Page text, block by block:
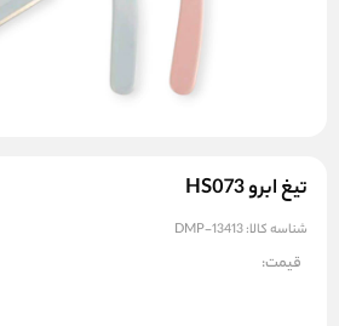
تیغ ابرو HS073
شناسه کالا:DMP-13413
قیمت: